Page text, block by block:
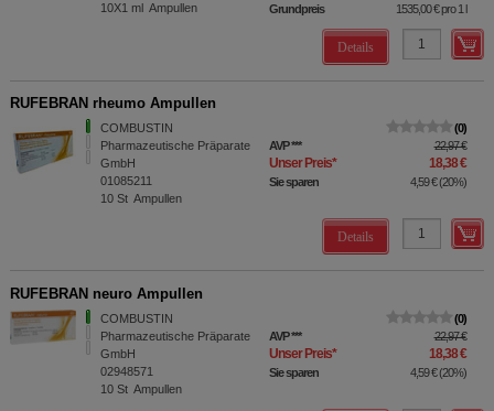
10X1 ml Ampullen
Grundpreis
1535,00 €pro 1 l
Details
RUFEBRAN rheumo Ampullen
COMBUSTIN
Pharmazeutische Präparate
GmbH
01085211
10 St Ampullen
0
AVP*** 22,97 €
Unser Preis* 18,38 €
Sie sparen 4,59 €(20%)
Details
RUFEBRAN neuro Ampullen
COMBUSTIN
Pharmazeutische Präparate
GmbH
02948571
10 St Ampullen
0
AVP*** 22,97 €
Unser Preis* 18,38 €
Sie sparen 4,59 €(20%)